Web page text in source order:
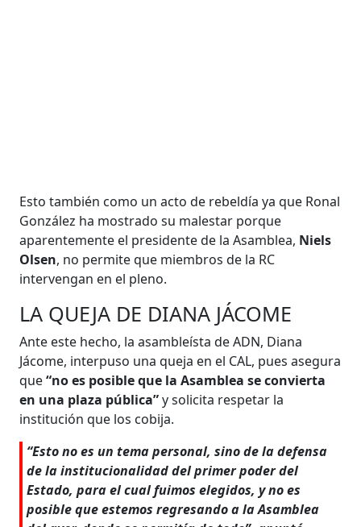
Esto también como un acto de rebeldía ya que Ronal
González ha mostrado su malestar porque
aparentemente el presidente de la Asamblea, Niels
Olsen, no permite que miembros de la RC
intervengan en el pleno.
LA QUEJA DE DIANA JÁCOME
Ante este hecho, la asambleísta de ADN, Diana
Jácome, interpuso una queja en el CAL, pues asegura
que“no es posible que la Asamblea se convierta
en una plaza pública”y solicita respetar la
institución que los cobija.
“Esto no es un tema personal, sino de la defensa
de la institucionalidad del primer poder del
Estado, para el cual fuimos elegidos, y no es
posible que estemos regresando a la Asamblea